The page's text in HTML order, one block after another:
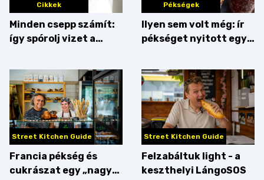
Cikkek
Minden csepp számít:
így spórolj vizet a
Pékségek
Ilyen sem volt még: ír
pékséget nyitott egy
Street Kitchen Guide
Francia pékség és
cukrászat egy „nagy
Street Kitchen Guide
Felzabáltuk light - a
keszthelyi LángoSOS